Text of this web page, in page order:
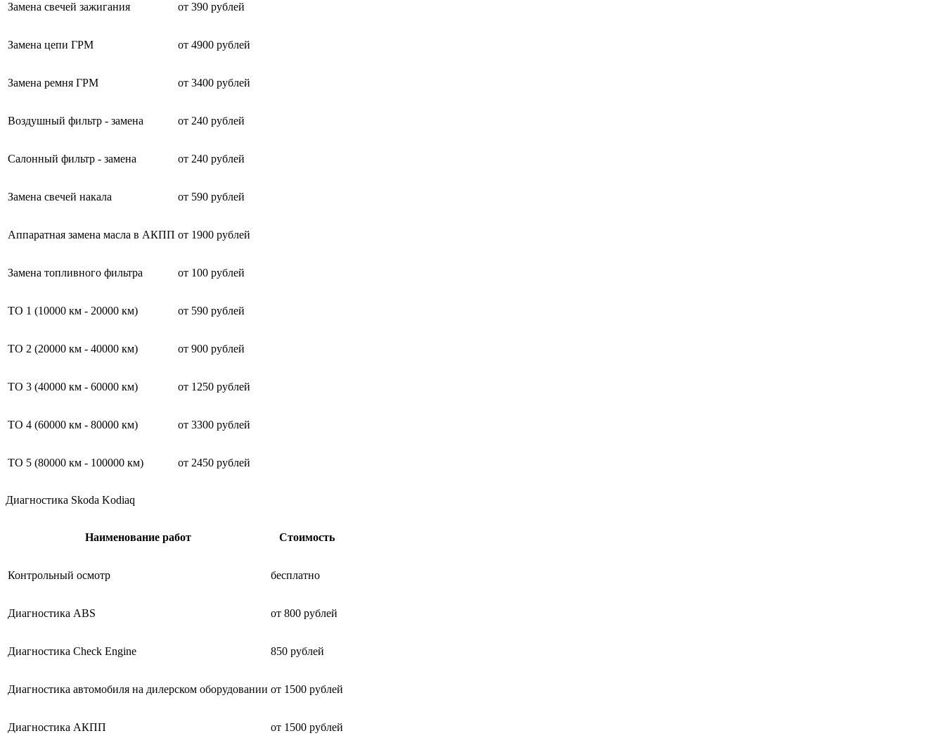
Замена свечей зажигания от 390 рублей
Замена цепи ГРМ от 4900 рублей
Замена ремня ГРМ от 3400 рублей
Воздушный фильтр - замена от 240 рублей
Салонный фильтр - замена от 240 рублей
Замена свечей накала от 590 рублей
Аппаратная замена масла в АКПП от 1900 рублей
Замена топливного фильтра от 100 рублей
ТО 1 (10000 км - 20000 км) от 590 рублей
ТО 2 (20000 км - 40000 км) от 900 рублей
ТО 3 (40000 км - 60000 км) от 1250 рублей
ТО 4 (60000 км - 80000 км) от 3300 рублей
ТО 5 (80000 км - 100000 км) от 2450 рублей
Диагностика Skoda Kodiaq
Наименование работ Стоимость
Контрольный осмотр бесплатно
Диагностика ABS от 800 рублей
Диагностика Check Engine 850 рублей
Диагностика автомобиля на дилерском оборудовании от 1500 рублей
Диагностика АКПП от 1500 рублей